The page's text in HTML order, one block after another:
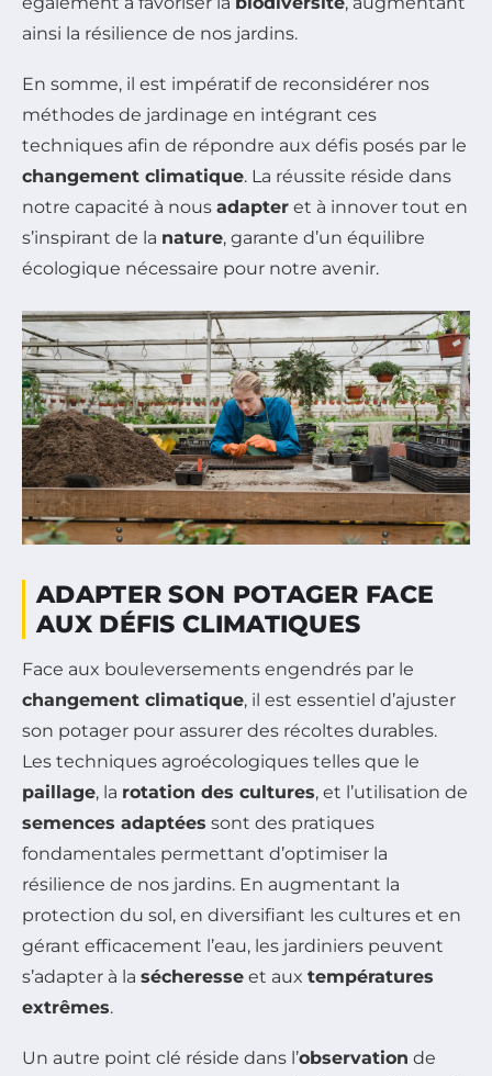
ainsi la résilience de nos jardins.
En somme, il est impératif de reconsidérer nos
méthodes de jardinage en intégrant ces
techniques afin de répondre aux défis posés par le
changement climatique. La réussite réside dans
notre capacité à nous adapter et à innover tout en
s’inspirant de la nature, garante d’un équilibre
écologique nécessaire pour notre avenir.
ADAPTER SON POTAGER FACE
AUX DÉFIS CLIMATIQUES
Face aux bouleversements engendrés par le
changement climatique, il est essentiel d’ajuster
son potager pour assurer des récoltes durables.
Les techniques agroécologiques telles que le
paillage, la rotation des cultures, et l’utilisation de
semences adaptées sont des pratiques
fondamentales permettant d’optimiser la
résilience de nos jardins. En augmentant la
protection du sol, en diversifiant les cultures et en
gérant efficacement l’eau, les jardiniers peuvent
s’adapter à la sécheresse et aux températures
extrêmes.
Un autre point clé réside dans l’observation de